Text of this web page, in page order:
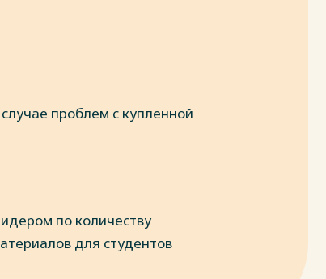
проблем с купленной
по количеству
для студентов